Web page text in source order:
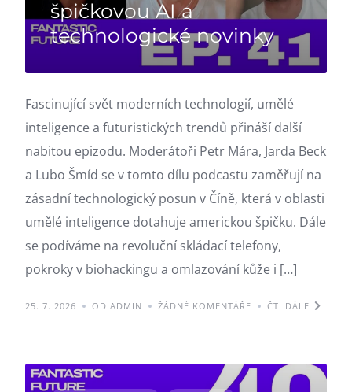
špičkovou AI a
technologické novinky
Fascinující svět moderních technologií, umělé
inteligence a futuristických trendů přináší další
nabitou epizodu. Moderátoři Petr Mára, Jarda Beck
a Lubo Šmíd se v tomto dílu podcastu zaměřují na
zásadní technologický posun v Číně, která v oblasti
umělé inteligence dotahuje americkou špičku. Dále
se podíváme na revoluční skládací telefony,
pokroky v biohackingu a omlazování kůže i […]
25. 7. 2026 OD ADMIN ŽÁDNÉ KOMENTÁŘE ČTI DÁLE